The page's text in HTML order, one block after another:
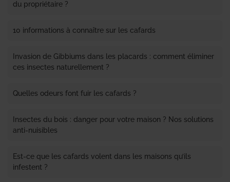
du propriétaire ?
10 informations à connaître sur les cafards
Invasion de Gibbiums dans les placards : comment éliminer
ces insectes naturellement ?
Quelles odeurs font fuir les cafards ?
Insectes du bois : danger pour votre maison ? Nos solutions
anti-nuisibles
Est-ce que les cafards volent dans les maisons qu’ils
infestent ?